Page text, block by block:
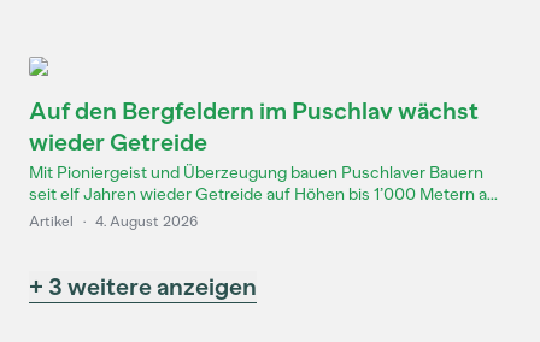
Auf den Bergfeldern im Puschlav wächst
wieder Getreide
Mit Pioniergeist und Überzeugung bauen Puschlaver Bauern
seit elf Jahren wieder Getreide auf Höhen bis 1’000 Metern a...
Artikel · 4. August 2026
+ 3 weitere anzeigen